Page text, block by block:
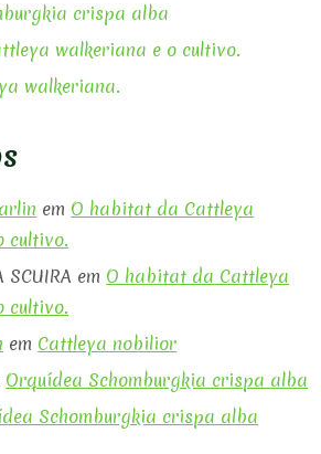
crispa alba
walkeriana e o cultivo.
walkeriana.
em O habitat da Cattleya
cultivo.
SCUIRA em O habitat da Cattleya
cultivo.
em Cattleya nobilior
Orquídea Schomburgkia crispa alba
Schomburgkia crispa alba